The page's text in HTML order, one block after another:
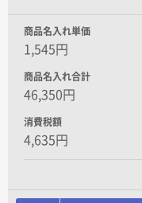
商品名入れ単価
1,545円
商品名入れ合計
46,350円
消費税額
4,635円